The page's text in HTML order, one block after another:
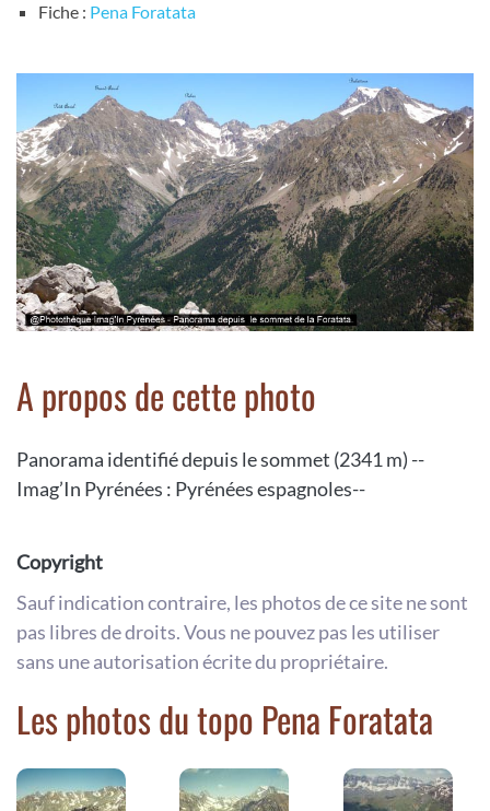
Fiche : Pena Foratata
A propos de cette photo
Panorama identifié depuis le sommet (2341 m) --
Imag’In Pyrénées : Pyrénées espagnoles--
Copyright
Sauf indication contraire, les photos de ce site ne sont
pas libres de droits. Vous ne pouvez pas les utiliser
sans une autorisation écrite du propriétaire.
Les photos du topo Pena Foratata